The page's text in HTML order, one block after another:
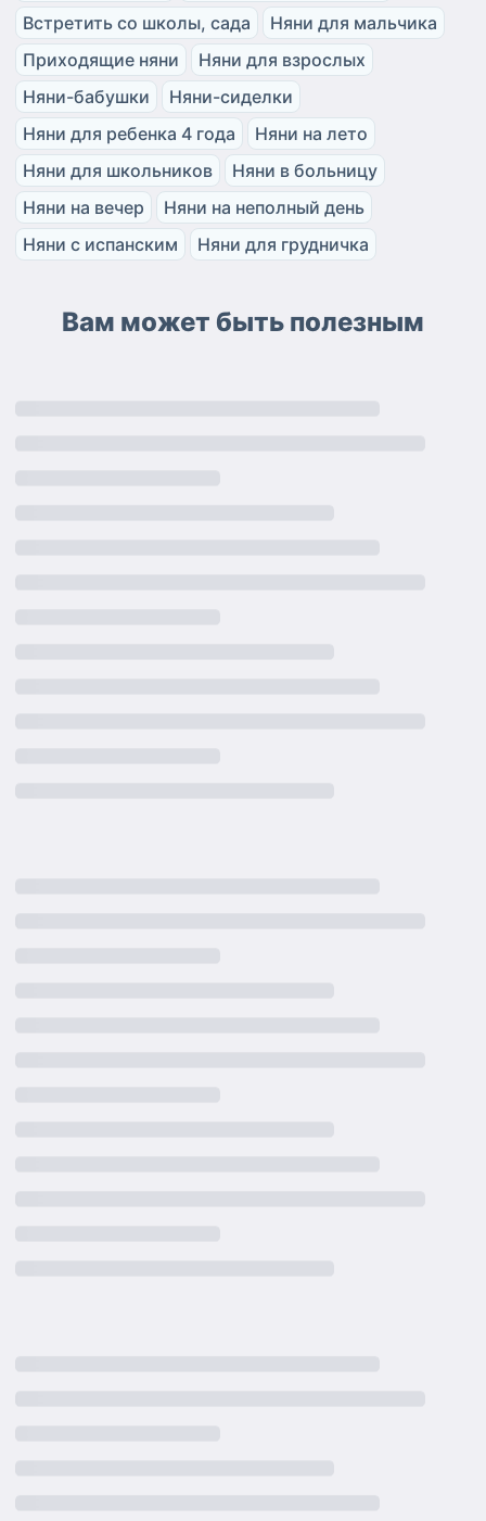
Встретить со школы, сада
Няни для мальчика
Приходящие няни
Няни для взрослых
Няни-бабушки
Няни-сиделки
Няни для ребенка 4 года
Няни на лето
Няни для школьников
Няни в больницу
Няни на вечер
Няни на неполный день
Няни с испанским
Няни для грудничка
Вам может быть полезным